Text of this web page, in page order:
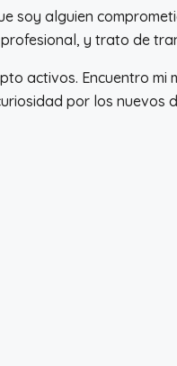
soy alguien
y trato de
activos. Encuentro mi
por los